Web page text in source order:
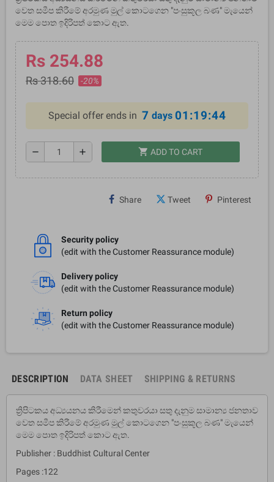
වෙත සමීප කිරීමේ අරමුණ මුල් කොටගෙන "පංසුකූල බණ" මැයෙන්
මෙම පොත ඉදිරිපත් කොට ඇත.
Rs 254.88
Rs 318.60 -20%
Special offer ends in 7 days 01:19:44
remove add shopping_cart ADD TO CART
Share Tweet Pinterest
Security policy
(edit with the Customer Reassurance module)
Delivery policy
(edit with the Customer Reassurance module)
Return policy
(edit with the Customer Reassurance module)
DESCRIPTION DATA SHEET SHIPPING & RETURNS
ත්‍රිපිටකය අධ්‍යයනය කිරීමෙන් කතුවරයා සතු දැනුම සාමාන්‍ය ජනතාව
වෙත සමීප කිරීමේ අරමුණ මුල් කොටගෙන "පංසුකූල බණ" මැයෙන්
මෙම පොත ඉදිරිපත් කොට ඇත.
Publisher : Buddhist Cultural Center
Pages :122